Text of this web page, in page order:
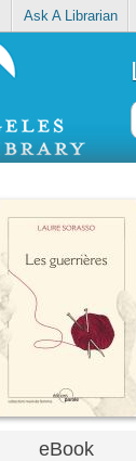
Ask A Librarian
eBook